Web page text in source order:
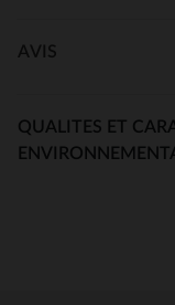
AVIS
QUALITES ET